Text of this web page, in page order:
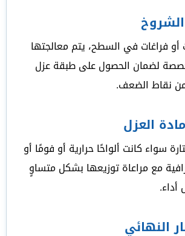
الشروخ
فراغات في السطح، يتم معالجتها
لضمان الحصول على طبقة عزل
نقاط الضعف.
العزل
سواء كانت ألواحًا حرارية أو فومًا أو
مع مراعاة توزيعها بشكل متساوٍ
النهائي